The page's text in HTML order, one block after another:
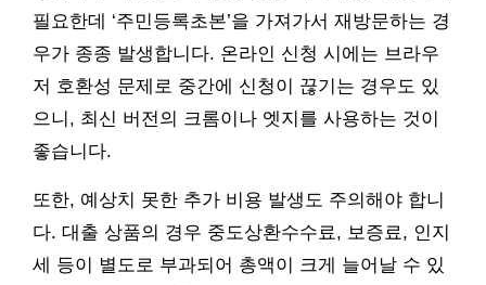
필요한데 ‘주민등록초본’을 가져가서 재방문하는 경
우가 종종 발생합니다. 온라인 신청 시에는 브라우
저 호환성 문제로 중간에 신청이 끊기는 경우도 있
으니, 최신 버전의 크롬이나 엣지를 사용하는 것이
좋습니다.
또한, 예상치 못한 추가 비용 발생도 주의해야 합니
다. 대출 상품의 경우 중도상환수수료, 보증료, 인지
세 등이 별도로 부과되어 총액이 크게 늘어날 수 있